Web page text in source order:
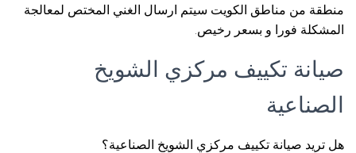
منطقة من مناطق الكويت سيتم ارسال الغني المختص لمعالجة
المشكلة فورا و بسعر رخيص.
صيانة تكييف مركزي الشويخ
الصناعية
هل تريد صيانة تكييف مركزي الشويخ الصناعية؟